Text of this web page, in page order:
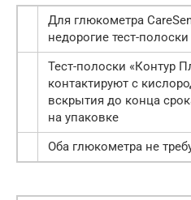
Для глюкометра
недорогие тест-
Тест-полоски «Контур
контактируют с
вскрытия до конца
на упаковке
Оба глюкометра не